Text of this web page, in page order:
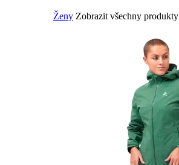
Ženy Zobrazit všechny produkty